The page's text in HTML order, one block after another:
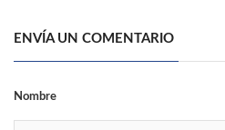
ENVÍA UN COMENTARIO
Nombre